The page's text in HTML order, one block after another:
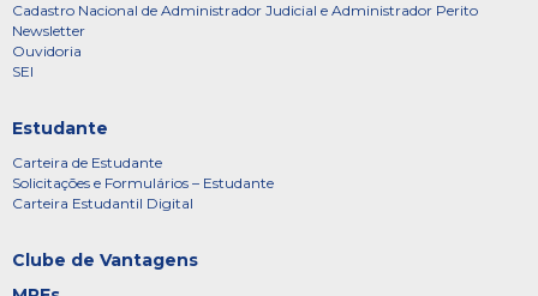
Cadastro Nacional de Administrador Judicial e Administrador Perito
Newsletter
Ouvidoria
SEI
Estudante
Carteira de Estudante
Solicitações e Formulários – Estudante
Carteira Estudantil Digital
Clube de Vantagens